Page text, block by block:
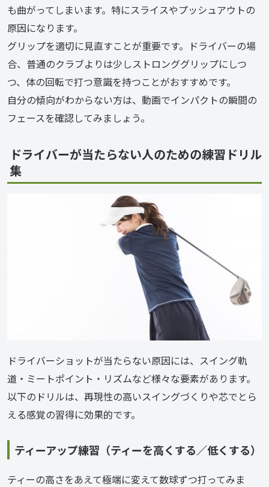
も曲がってしまいます。特にスライスやプッシュアウトの
原因になります。
グリップを適切に見直すことが重要です。ドライバーの場
合、普通のクラブよりは少しストロンググリップにしつ
つ、体の回転で打つ意識を持つことがおすすめです。
自分の傾向がわからない方は、動画でインパクトの瞬間の
フェースを確認してみましょう。
ドライバーが当たらない人のための練習ドリル
集
ドライバーショットが当たらない原因には、スイング軌
道・ミートポイント・リズムなど様々な要素があります。
以下のドリルは、再現性の高いスイングづくりや芯でとら
える感覚の習得に効果的です。
ティーアップ練習（ティーを高くする／低くする）
ティーの高さをあえて極端に変えて数球ずつ打ってみま